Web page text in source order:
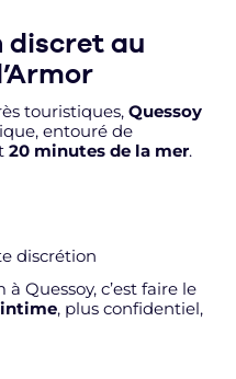
discret au
touristiques, Quessoy
entouré de
20 minutes de la mer.
discrétion
Quessoy, c’est faire le
, plus confidentiel,